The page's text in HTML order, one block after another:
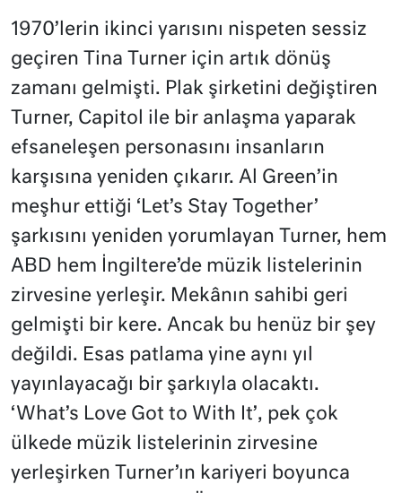
1970’lerin ikinci yarısını nispeten sessiz
geçiren Tina Turner için artık dönüş
zamanı gelmişti. Plak şirketini değiştiren
Turner, Capitol ile bir anlaşma yaparak
efsaneleşen personasını insanların
karşısına yeniden çıkarır. Al Green’in
meşhur ettiği ‘Let’s Stay Together’
şarkısını yeniden yorumlayan Turner, hem
ABD hem İngiltere’de müzik listelerinin
zirvesine yerleşir. Mekânın sahibi geri
gelmişti bir kere. Ancak bu henüz bir şey
değildi. Esas patlama yine aynı yıl
yayınlayacağı bir şarkıyla olacaktı.
‘What’s Love Got to With It’, pek çok
ülkede müzik listelerinin zirvesine
yerleşirken Turner’ın kariyeri boyunca